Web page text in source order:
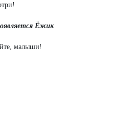
Ёжик
малыши!